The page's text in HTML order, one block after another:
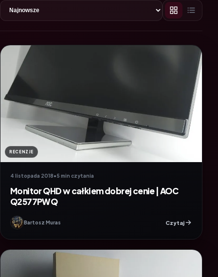
RECENZJE
4 listopada 2018•5 min czytania
Monitor QHD w całkiem dobrej cenie | AOC
Q2577PWQ
Bartosz Muras Czytaj